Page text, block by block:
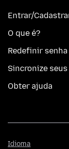
Entrar/
O que é?
Redefinir senha
Sincronize
Obter ajuda
Idioma